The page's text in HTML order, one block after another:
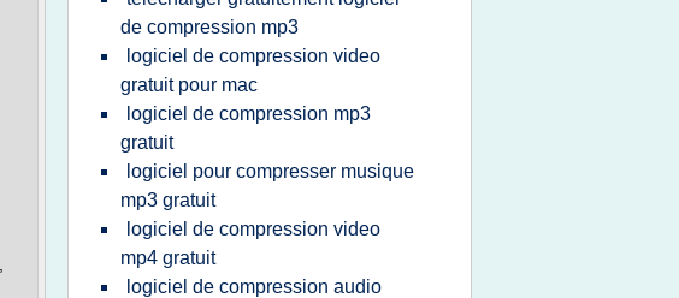
de compression mp3
logiciel de compression video
gratuit pour mac
logiciel de compression mp3
gratuit
logiciel pour compresser musique
mp3 gratuit
logiciel de compression video
mp4 gratuit
logiciel de compression audio